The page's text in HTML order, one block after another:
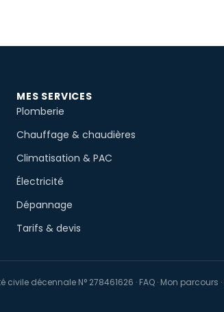
MES SERVICES
Plomberie
Chauffage & chaudières
Climatisation & PAC
Électricité
Dépannage
Tarifs & devis
civile décennale N° 278461626 · FAQ · Mon parcours ·